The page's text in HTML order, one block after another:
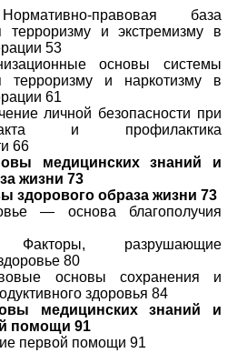
правовая база
терроризму и экстремизму в
53
основы системы
терроризму и наркотизму в
61
личной безопасности при
и профилактика
66
медицинских знаний и
жизни 73
здорового образа жизни 73
— основа благополучия
разрушающие
80
основы сохранения и
здоровья 84
медицинских знаний и
помощи 91
первой помощи 91